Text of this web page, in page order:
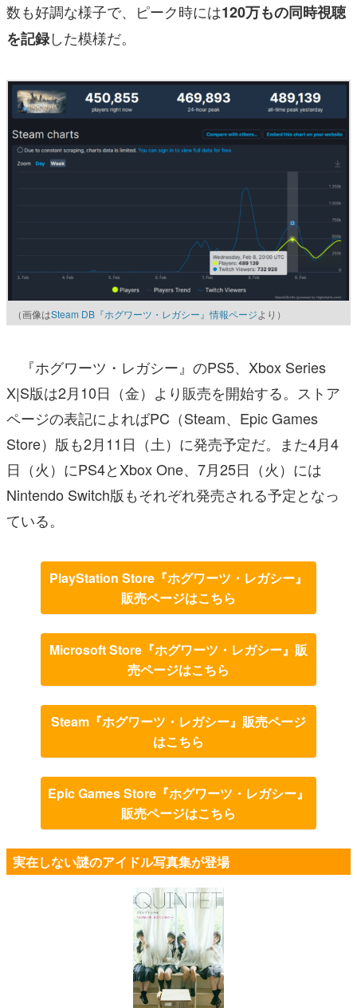
数も好調な様子で、ピーク時には120万もの同時視聴
を記録した模様だ。
（画像はSteam DB『ホグワーツ・レガシー』情報ページより）
『ホグワーツ・レガシー』のPS5、Xbox Series
X|S版は2月10日（金）より販売を開始する。ストア
ページの表記によればPC（Steam、Epic Games
Store）版も2月11日（土）に発売予定だ。また4月4
日（火）にPS4とXbox One、7月25日（火）には
Nintendo Switch版もそれぞれ発売される予定となっ
ている。
PlayStation Store『ホグワーツ・レガシー』
販売ページはこちら
Microsoft Store『ホグワーツ・レガシー』販
売ページはこちら
Steam『ホグワーツ・レガシー』販売ページ
はこちら
Epic Games Store『ホグワーツ・レガシー』
販売ページはこちら
実在しない謎のアイドル写真集が登場